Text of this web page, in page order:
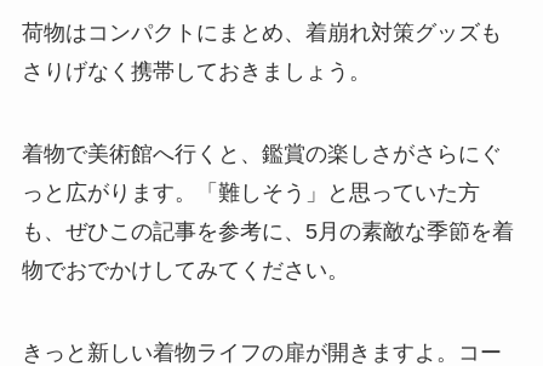
荷物はコンパクトにまとめ、着崩れ対策グッズも
さりげなく携帯しておきましょう。
着物で美術館へ行くと、鑑賞の楽しさがさらにぐ
っと広がります。「難しそう」と思っていた方
も、ぜひこの記事を参考に、5月の素敵な季節を着
物でおでかけしてみてください。
きっと新しい着物ライフの扉が開きますよ。コー